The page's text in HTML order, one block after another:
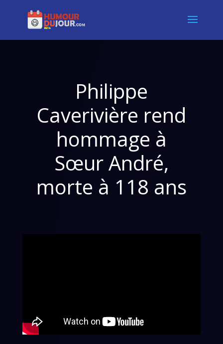
Philippe
Caverivière rend
hommage à
Sœur André,
morte à 118 ans